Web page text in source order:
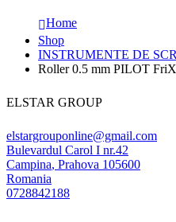
Home
Shop
INSTRUMENTE DE
Roller 0.5 mm PILOT
ELSTAR GROUP
elstargrouponline@gmail.com
Bulevardul Carol I nr.42
Campina, Prahova 105600
Romania
0728842188